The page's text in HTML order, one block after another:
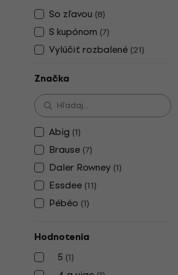
So zľavou (8)
S kupónom (7)
Vylúčiť rozbalené (21)
Značka
Abig (1)
Brause (7)
Daler Rowney (1)
Essdee (11)
Pébéo (1)
Hodnotenia
5 (1)